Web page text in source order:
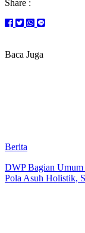
Share :
Baca Juga
Berita
DWP Bagian Umum
Pola Asuh Holistik,